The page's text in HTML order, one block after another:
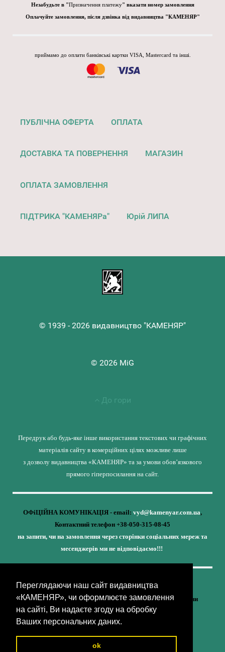
Переглядаючи наш сайт видавництва
«КАМЕНЯР», чи оформлюєте замовлення
на сайті, Ви надаєте згоду на обробку
Ваших персональних даних.
ok
Незабудьте в "Призначення платежу" вказати номер замовлення
Оплачуйте замовлення, після дзвінка від видавництва "КАМЕНЯР"
приймамо до оплати банківські картки VISA, Mastercard та інші.
ПУБЛІЧНА ОФЕРТА ОПЛАТА
ДОСТАВКА ТА ПОВЕРНЕННЯ МАГАЗИН
ОПЛАТА ЗАМОВЛЕННЯ
ПІДТРИКА "КАМЕНЯРа" Юрій ЛИПА
© 1939 - 2026 видавництво "КАМЕНЯР"
© 2026 MiG
До гори
Передрук або будь-яке інше використання текстових чи графічних
матеріалів сайту в комерційних цілях можливе лише
з дозволу видавництва «КАМЕНЯР» та за умови обов’язкового
прямого гіперпосилання на сайт.
ОФіЦІЙНА КОМУНІКАЦІЯ - email: vyd@kamenyar.com.ua,
Контактний телефон +38-050-315-08-45
на запити, чи на замовлення через сторінки соціальних мереж та
месенджерів ми не відповідаємо!!!
Кожне наше видання - це внесок у спротив,
у збереження ідентичності та неминучу перемогу України
(видавництво «КАМЕНЯР»)